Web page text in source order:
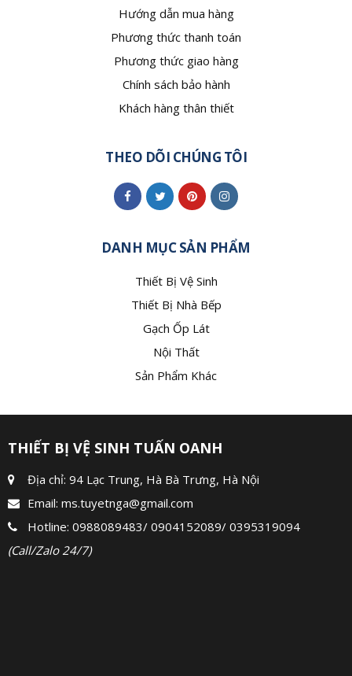
Hướng dẫn mua hàng
Phương thức thanh toán
Phương thức giao hàng
Chính sách bảo hành
Khách hàng thân thiết
THEO DÕI CHÚNG TÔI
DANH MỤC SẢN PHẨM
Thiết Bị Vệ Sinh
Thiết Bị Nhà Bếp
Gạch Ốp Lát
Nội Thất
Sản Phẩm Khác
THIẾT BỊ VỆ SINH TUẤN OANH
Địa chỉ: 94 Lạc Trung, Hà Bà Trưng, Hà Nội
Email: ms.tuyetnga@gmail.com
Hotline: 0988089483/ 0904152089/ 0395319094
(Call/Zalo 24/7)